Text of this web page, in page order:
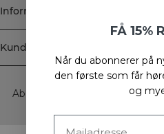
Informasjon
Kundeservice
Abonner på nyhetsbrevet vårt!
FÅ 15%
Når du abonnerer på
den første som får
og